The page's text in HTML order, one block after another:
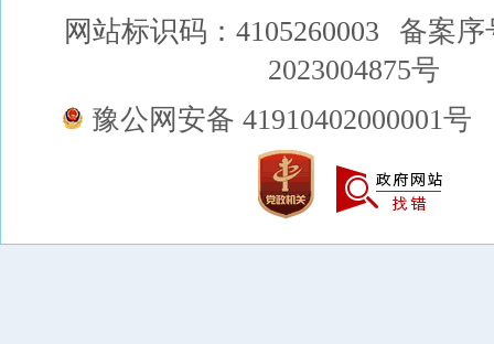
网站标识码：4105260003
备案序
2023004875号
豫公网安备 41910402000001号